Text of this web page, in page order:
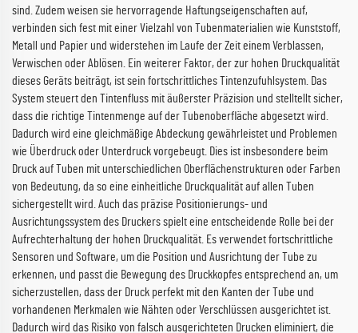
sind. Zudem weisen sie hervorragende Haftungseigenschaften auf,
verbinden sich fest mit einer Vielzahl von Tubenmaterialien wie Kunststoff,
Metall und Papier und widerstehen im Laufe der Zeit einem Verblassen,
Verwischen oder Ablösen. Ein weiterer Faktor, der zur hohen Druckqualität
dieses Geräts beiträgt, ist sein fortschrittliches Tintenzufuhlsystem. Das
System steuert den Tintenfluss mit äußerster Präzision und stelltellt sicher,
dass die richtige Tintenmenge auf der Tubenoberfläche abgesetzt wird.
Dadurch wird eine gleichmäßige Abdeckung gewährleistet und Problemen
wie Überdruck oder Unterdruck vorgebeugt. Dies ist insbesondere beim
Druck auf Tuben mit unterschiedlichen Oberflächenstrukturen oder Farben
von Bedeutung, da so eine einheitliche Druckqualität auf allen Tuben
sichergestellt wird. Auch das präzise Positionierungs- und
Ausrichtungssystem des Druckers spielt eine entscheidende Rolle bei der
Aufrechterhaltung der hohen Druckqualität. Es verwendet fortschrittliche
Sensoren und Software, um die Position und Ausrichtung der Tube zu
erkennen, und passt die Bewegung des Druckkopfes entsprechend an, um
sicherzustellen, dass der Druck perfekt mit den Kanten der Tube und
vorhandenen Merkmalen wie Nähten oder Verschlüssen ausgerichtet ist.
Dadurch wird das Risiko von falsch ausgerichteten Drucken eliminiert, die